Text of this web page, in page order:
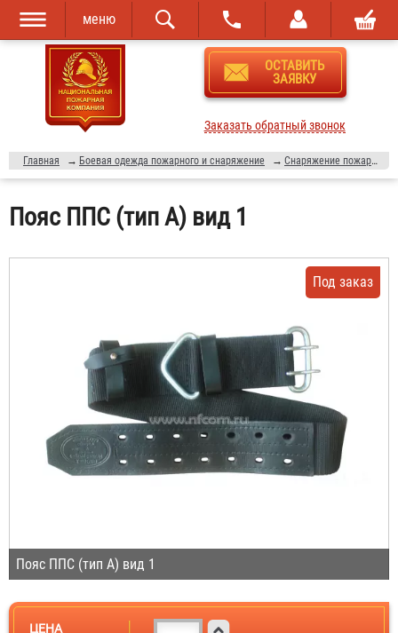
Перейти к
основному
содержанию
Skip to
navigation
меню
ОСТАВИТЬ
ЗАЯВКУ
Заказать обратный звонок
Главная → Боевая одежда пожарного и снаряжение → Снаряжение пожарного
Пояс ППС (тип А) вид 1
Пояс ППС (тип А) вид 1
Под заказ
ЦЕНА